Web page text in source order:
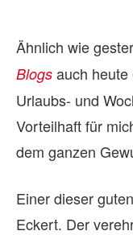
Ähnlich wie
Blogs auch
Urlaubs- und
Vorteilhaft für
dem ganzen
Einer dieser
Eckert. Der